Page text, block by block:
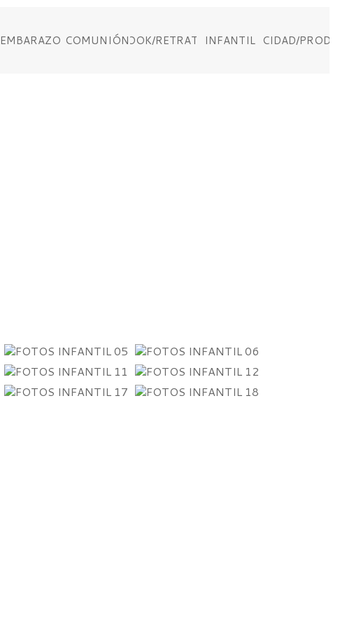
EMBARAZO COMUNIÓNBOOK/RETRATOINFANTILPUBLICIDAD/